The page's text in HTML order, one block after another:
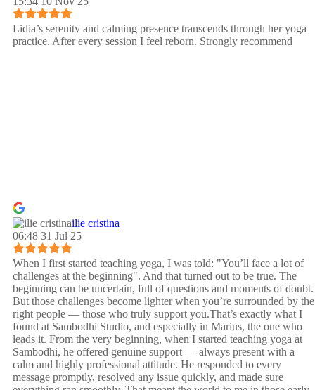
Lidia’s serenity and calming presence transcends through her yoga
practice. After every session I feel reborn. Strongly recommend
ilie cristina
06:48 31 Jul 25
When I first started teaching yoga, I was told: "You’ll face a lot of
challenges at the beginning". And that turned out to be true. The
beginning can be uncertain, full of questions and moments of doubt.
But those challenges become lighter when you’re surrounded by the
right people — those who truly support you.That’s exactly what I
found at Sambodhi Studio, and especially in Marius, the one who
leads it. From the very beginning, when I started teaching yoga at
Sambodhi, he offered genuine support — always present with a
calm and highly professional attitude. He responded to every
message promptly, resolved any issue quickly, and made sure